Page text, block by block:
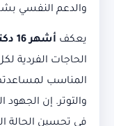
والدعم النفسي
يعكف أشهر 16 دكتور نفسي في شفليد
الحاجات الفردية
المناسب
والتوتر. إن
في تحسين الحالة